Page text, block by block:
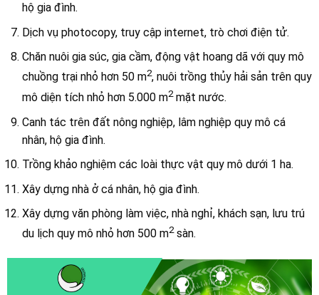
hộ gia đình.
Dịch vụ photocopy, truy cập internet, trò chơi điện tử.
Chăn nuôi gia súc, gia cầm, động vật hoang dã với quy mô
chuồng trại nhỏ hơn 50 m2, nuôi trồng thủy hải sản trên quy
mô diện tích nhỏ hơn 5.000 m2mặt nước.
Canh tác trên đất nông nghiệp, lâm nghiệp quy mô cá
nhân, hộ gia đình.
Trồng khảo nghiệm các loài thực vật quy mô dưới 1 ha.
Xây dựng nhà ở cá nhân, hộ gia đình.
Xây dựng văn phòng làm việc, nhà nghỉ, khách sạn, lưu trú
du lịch quy mô nhỏ hơn 500 m2sàn.